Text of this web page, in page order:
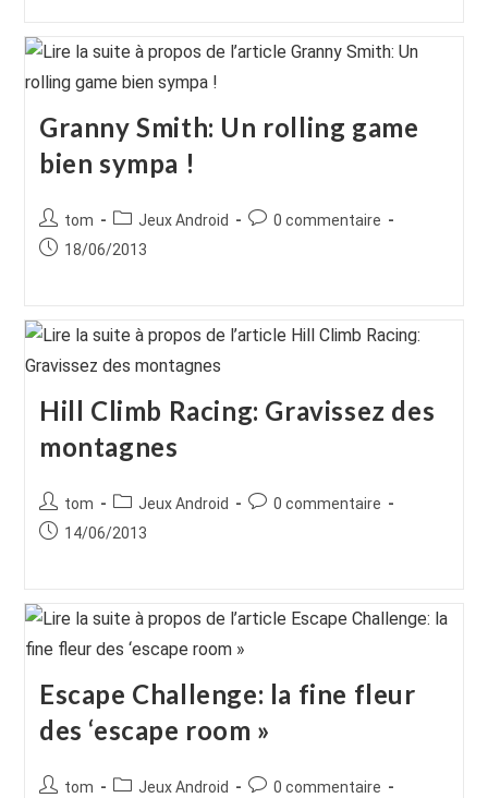
Granny Smith: Un rolling game
bien sympa !
Auteur/autrice
de
tom
Post
category:
Jeux Android
Commentaires
0 commentaire
Publication
18/06/2013
Hill Climb Racing: Gravissez des
montagnes
Auteur/autrice
de
tom
Post
category:
Jeux Android
Commentaires
0 commentaire
Publication
14/06/2013
Escape Challenge: la fine fleur
des ‘escape room »
Auteur/autrice
tom
PostJeux Android
Commentaires
0 commentaire